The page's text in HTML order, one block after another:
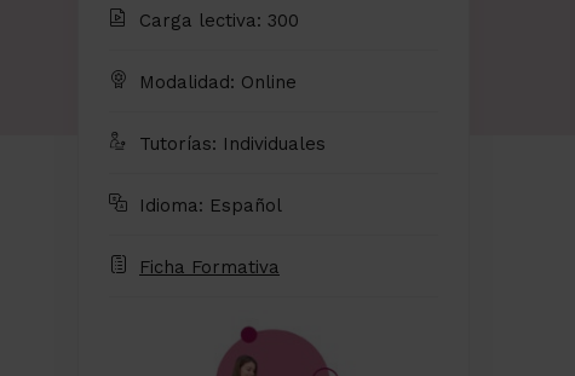
Carga lectiva: 300
Modalidad: Online
Tutorías: Individuales
Idioma: Español
Ficha Formativa